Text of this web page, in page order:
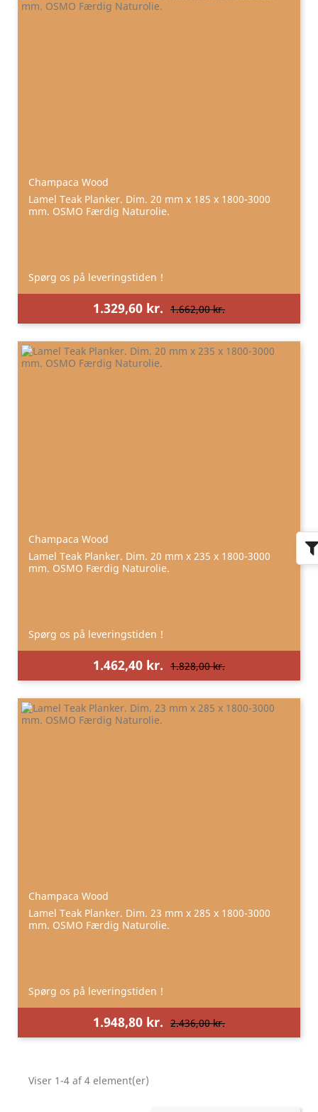
Champaca Wood
Lamel Teak Planker. Dim. 20 mm x 185 x 1800-3000
mm. OSMO Færdig Naturolie.
Spørg os på leveringstiden !
1.329,60 kr. 1.662,00 kr.
Champaca Wood
Lamel Teak Planker. Dim. 20 mm x 235 x 1800-3000
mm. OSMO Færdig Naturolie.
Spørg os på leveringstiden !
1.462,40 kr. 1.828,00 kr.
Champaca Wood
Lamel Teak Planker. Dim. 23 mm x 285 x 1800-3000
mm. OSMO Færdig Naturolie.
Spørg os på leveringstiden !
1.948,80 kr. 2.436,00 kr.
Viser 1-4 af 4 element(er)